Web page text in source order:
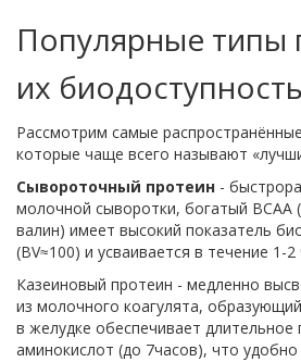
Популярные типы
их биодоступность
Рассмотрим самые
которые чаще всего называют
Сывороточный протеин -
молочной сыворотки, богатый BCAA
валин) имеет высокий показатель
(BV≈100) и усваивается в течение 1-
Казеиновый протеин - медленно
из молочного коагулята,
в желудке обеспечивает длительное
аминокислот (до 7часов), что